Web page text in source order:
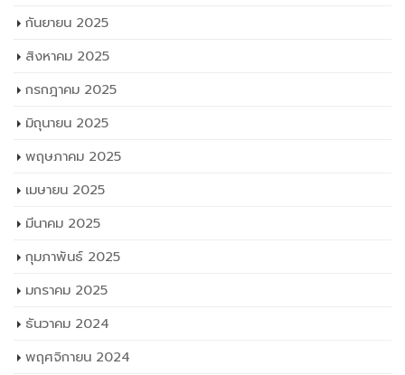
กันยายน 2025
สิงหาคม 2025
กรกฎาคม 2025
มิถุนายน 2025
พฤษภาคม 2025
เมษายน 2025
มีนาคม 2025
กุมภาพันธ์ 2025
มกราคม 2025
ธันวาคม 2024
พฤศจิกายน 2024